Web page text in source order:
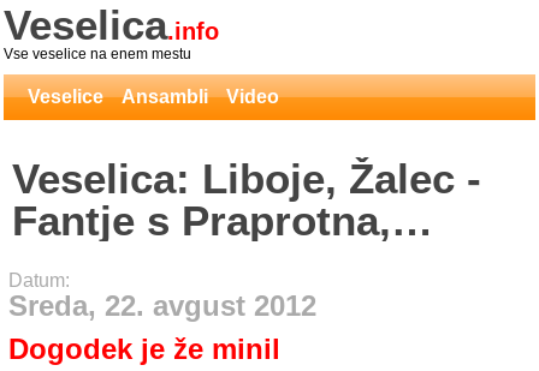
Veselica.info
Vse veselice na enem mestu
Veselice Ansambli Video
Veselica: Liboje, Žalec -
Fantje s Praprotna,
Ansambel Zapeljivke,
Glasbena skupina
M.J.A.V, Kralov pobi
Datum:
Sreda, 22. avgust 2012
Dogodek je že minil